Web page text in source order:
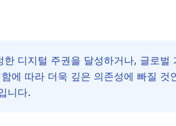
디지털 주권을 달성하거나, 글로벌
에 따라 더욱 깊은 의존성에 빠질 것
니다.